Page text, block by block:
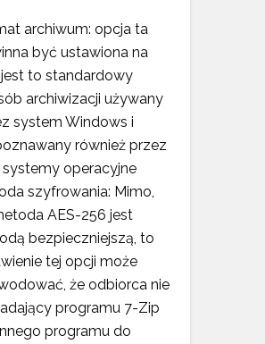
archiwum: opcja ta
być ustawiona na
jest to standardowy
archiwizacji używany
system Windows i
również przez
systemy operacyjne
szyfrowania: Mimo,
AES-256 jest
bezpieczniejszą, to
tej opcji może
że odbiorca nie
programu 7-Zip
programu do